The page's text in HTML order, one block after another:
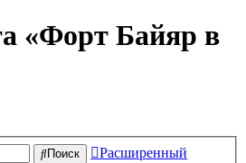
«Форт Байяр в
Поиск
Расширенный